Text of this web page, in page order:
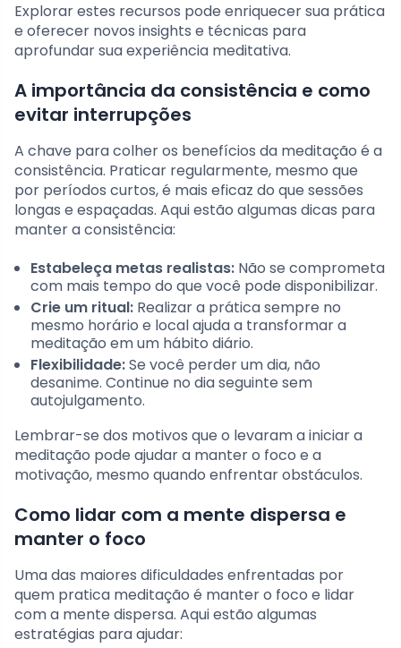
Explorar estes recursos pode enriquecer sua prática
e oferecer novos insights e técnicas para
aprofundar sua experiência meditativa.
A importância da consistência e como
evitar interrupções
A chave para colher os benefícios da meditação é a
consistência. Praticar regularmente, mesmo que
por períodos curtos, é mais eficaz do que sessões
longas e espaçadas. Aqui estão algumas dicas para
manter a consistência:
Estabeleça metas realistas: Não se comprometa
com mais tempo do que você pode disponibilizar.
Crie um ritual: Realizar a prática sempre no
mesmo horário e local ajuda a transformar a
meditação em um hábito diário.
Flexibilidade:Se você perder um dia, não
desanime. Continue no dia seguinte sem
autojulgamento.
Lembrar-se dos motivos que o levaram a iniciar a
meditação pode ajudar a manter o foco e a
motivação, mesmo quando enfrentar obstáculos.
Como lidar com a mente dispersa e
manter o foco
Uma das maiores dificuldades enfrentadas por
quem pratica meditação é manter o foco e lidar
com a mente dispersa. Aqui estão algumas
estratégias para ajudar: